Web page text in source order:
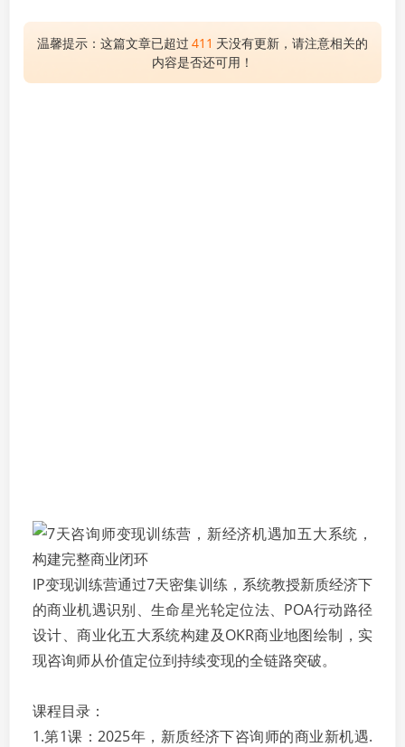
温馨提示：这篇文章已超过 411 天没有更新，请注意相关的
内容是否还可用！
IP变现训练营通过7天密集训练，系统教授新质经济下
的商业机遇识别、生命星光轮定位法、POA行动路径
设计、商业化五大系统构建及OKR商业地图绘制，实
现咨询师从价值定位到持续变现的全链路突破。
课程目录：
1.第1课：2025年，新质经济下咨询师的商业新机遇.